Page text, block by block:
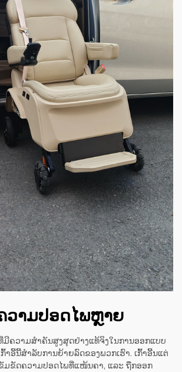
າມປອດໄພຫຼາຍ
ມີຄວາມສຳຄັນສູງສຸດຢ່າງແທ້ຈິງໃນການອອກແບບ
າອີ້ນີ້ສຳລັບການຍ້າຍລົດຂອງພວກເຮົາ. ເກົ້າອີ້ນແຕ່
ມຂັດຄວາມປອດໄພທີ່ແໜ້ນຄາ, ແລະ ຖືກອອກ